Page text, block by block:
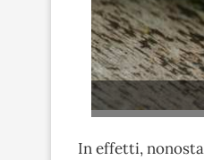
In effetti,